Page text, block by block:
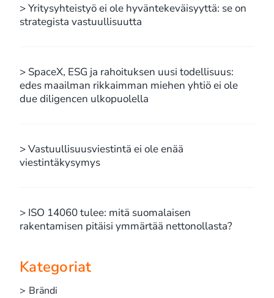
> Yritysyhteistyö ei ole hyväntekeväisyyttä: se on
strategista vastuullisuutta
> SpaceX, ESG ja rahoituksen uusi todellisuus:
edes maailman rikkaimman miehen yhtiö ei ole
due diligencen ulkopuolella
> Vastuullisuusviestintä ei ole enää
viestintäkysymys
> ISO 14060 tulee: mitä suomalaisen
rakentamisen pitäisi ymmärtää nettonollasta?
Kategoriat
> Brändi